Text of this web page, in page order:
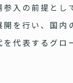
参入の前提とし
開を行い、国内
を代表するグロ